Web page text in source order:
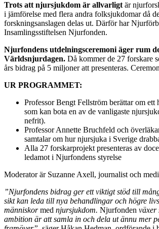
Trots att njursjukdom är allvarligt är
i jämförelse med flera andra folksjukdomar då
forskningsanslagen delas ut. Därför har
Insamlingsstiftelsen Njurfonden.
Njurfondens utdelningsceremoni äger rum
Världsnjurdagen. Då kommer de 27 forskare
års bidrag på 5 miljoner att presenteras.
UR PROGRAMMET:
Professor Bengt Fellström berättar om ett
som kan bota en av de vanligaste
nefrit).
Professor Annette Bruchfeld och
samtalar om hur njursjuka i Sverige
Alla 27 forskarprojekt presenteras av
ledamot i Njurfondens styrelse
Moderator är Suzanne Axell, journalist och
”Njurfondens bidrag ger ett viktigt stöd till
sikt kan leda till nya behandlingar och högre
människormed njursjukdom. Njurfonden växer
ambition är att samla in och dela ut ännu mer